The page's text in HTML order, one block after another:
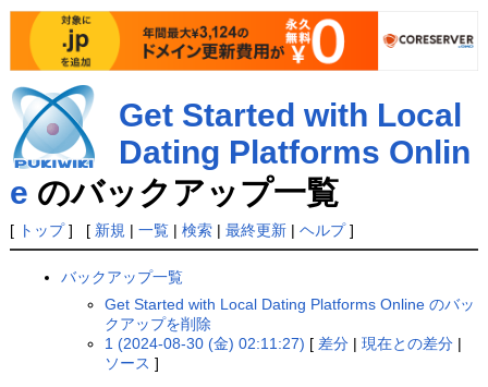
Get Started with Local
Dating Platforms Onlin
e のバックアップ一覧
[ トップ] [ 新規 | 一覧| 検索| 最終更新| ヘルプ]
バックアップ一覧
Get Started with Local Dating Platforms Online のバッ
クアップを削除
1 (2024-08-30 (金) 02:11:27) [ 差分 |現在との差分 |
ソース ]